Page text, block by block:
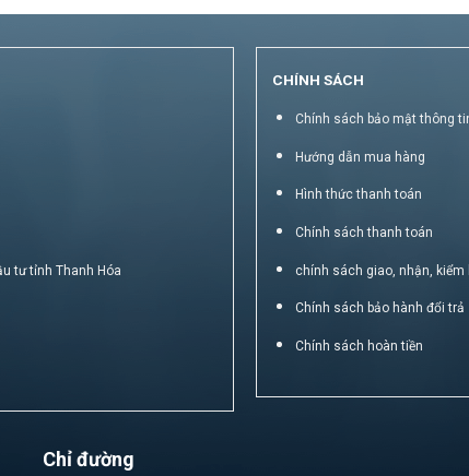
tư tỉnh Thanh Hóa
CHÍNH SÁCH
Chính sách bảo mật thông
Hướng dẫn mua hàng
Hình thức thanh toán
Chính sách thanh toán
chính sách giao, nhận, kiểm
Chính sách bảo hành đổi trả
Chính sách hoàn tiền
Chỉ đường